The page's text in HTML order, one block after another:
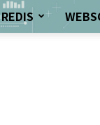
REDIS